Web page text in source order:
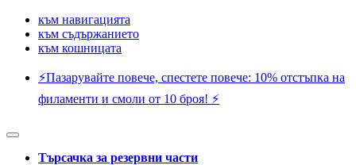
към навигацията
към съдържанието
към кошницата
⚡️Пазарувайте повече, спестете повече: 10% отстъпка на
филаменти и смоли от 10 броя! ⚡️
Търсачка за резервни части